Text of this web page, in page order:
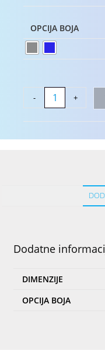
OPCIJA BOJA
- +
Dodatne
DIMENZIJE
OPCIJA BOJA